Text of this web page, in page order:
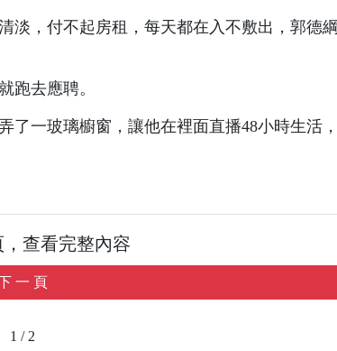
淡，付不起房租，每天都在入不敷出，郭德
跑去應聘。
了一玻璃櫥窗，讓他在裡面直播48小時生活
查看完整內容
一 頁
1 / 2